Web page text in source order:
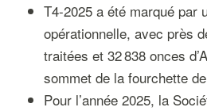
T4-2025 a été marqué par
opérationnelle, avec près
traitées et 32 838 onces
sommet de la fourchette
Pour l’année 2025, la